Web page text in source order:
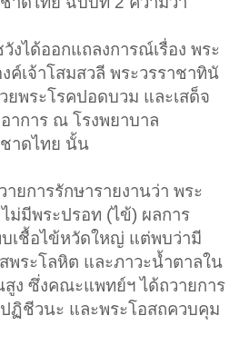
งได้ออกแถลงการณ์เรื่อง พระ
งค์เจ้าโสมสวลี พระวรราชาทินั
ยพระโรคปอดบวม และเสด็จ
าการ ณ โรงพยาบาล
าดไทย นั้น
ยการรักษารายงานว่า พระ
ม่มีพระปรอท (ไข้) ผลการ
เชื้อไข้หวัดใหญ่ แต่พบว่ามี
พระโลหิต และภาวะน้ำตาลใน
ง ซึ่งคณะแพทย์ฯ ได้ถวายการ
ฏิชีวนะ และพระโอสถควบคุม